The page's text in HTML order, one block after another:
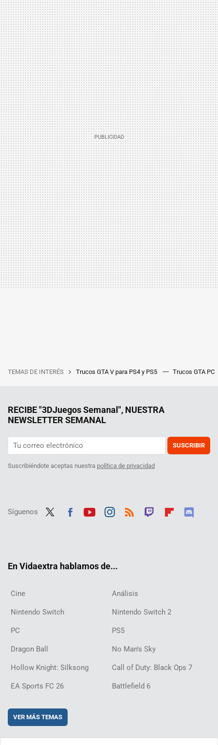
TEMAS DE INTERÉS Trucos GTA V para PS4 y PS5 Trucos GTA PC
RECIBE "3DJuegos Semanal", NUESTRA
NEWSLETTER SEMANAL
SUSCRIBIR
Suscribiéndote aceptas nuestra política de privacidad
Síguenos
En Vidaextra hablamos de...
Cine Análisis
Nintendo Switch Nintendo Switch 2
PC PS5
Dragon Ball No Man's Sky
Hollow Knight: Silksong Call of Duty: Black Ops 7
EA Sports FC 26 Battlefield 6
VER MÁS TEMAS